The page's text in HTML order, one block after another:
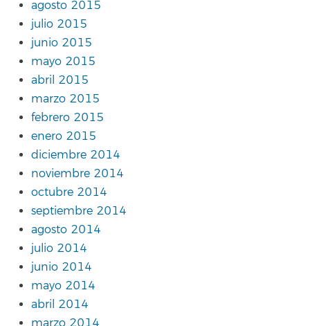
agosto 2015
julio 2015
junio 2015
mayo 2015
abril 2015
marzo 2015
febrero 2015
enero 2015
diciembre 2014
noviembre 2014
octubre 2014
septiembre 2014
agosto 2014
julio 2014
junio 2014
mayo 2014
abril 2014
marzo 2014